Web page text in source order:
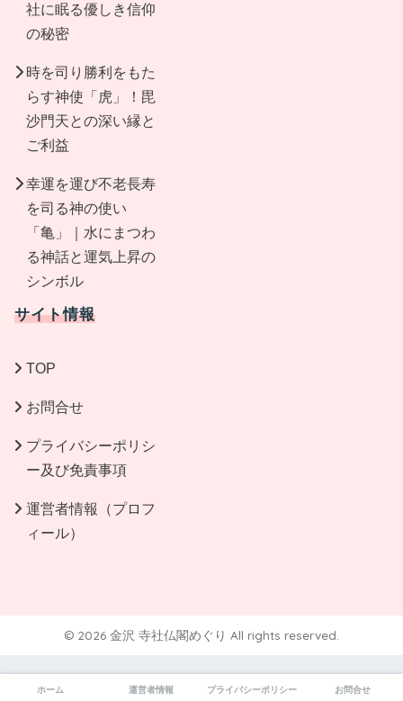
社に眠る優しき信仰
の秘密
時を司り勝利をもた
らす神使「虎」！毘
沙門天との深い縁と
ご利益
幸運を運び不老長寿
を司る神の使い
「亀」｜水にまつわ
る神話と運気上昇の
シンボル
サイト情報
TOP
お問合せ
プライバシーポリシ
ー及び免責事項
運営者情報（プロフ
ィール）
© 2026 金沢 寺社仏閣めぐり All rights reserved.
ホーム 運営者情報 プライバシーポリシー お問合せ